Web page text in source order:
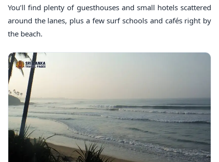
You’ll find plenty of guesthouses and small hotels scattered
around the lanes, plus a few surf schools and cafés right by
the beach.